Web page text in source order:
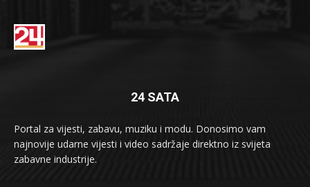
24 SATA
Portal za vijesti, zabavu, muziku i modu. Donosimo vam
najnovije udarne vijesti i video sadržaje direktno iz svijeta
zabavne industrije.